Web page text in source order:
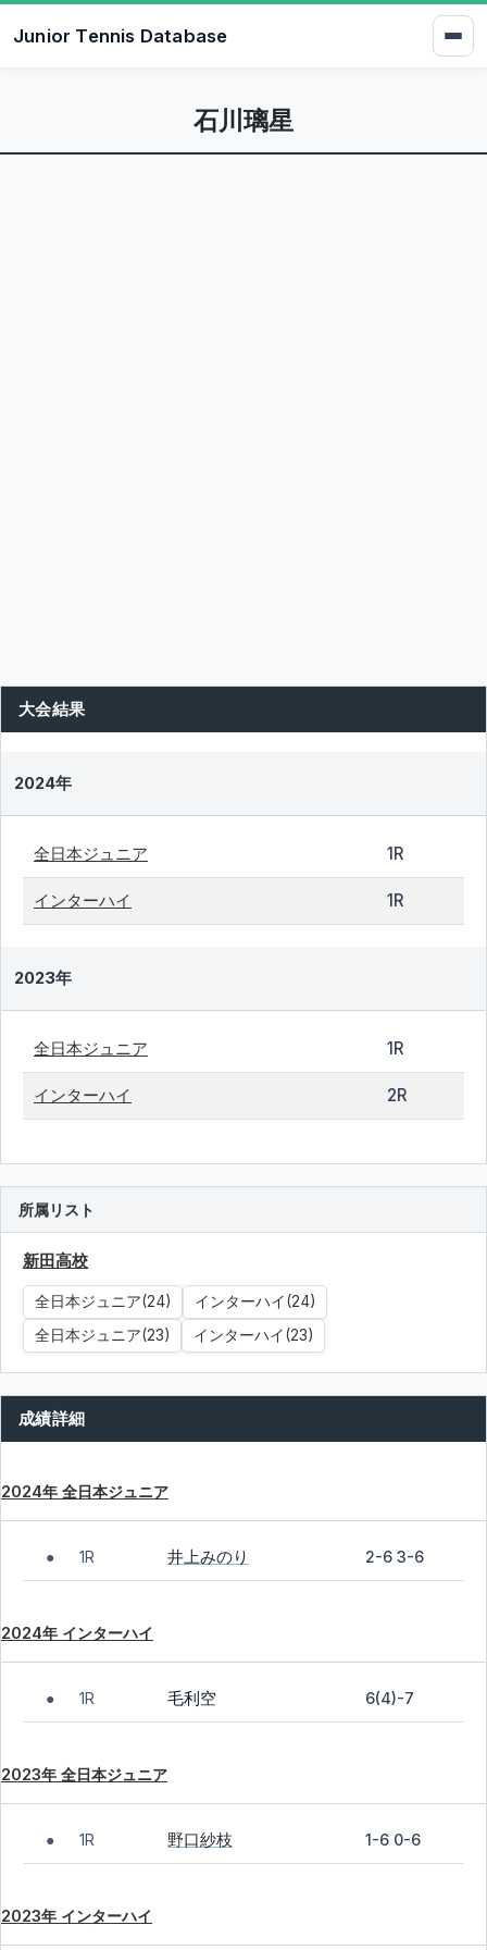
Junior Tennis Database
石川璃星
大会結果
2024年
全日本ジュニア 1R
インターハイ 1R
2023年
全日本ジュニア 1R
インターハイ 2R
所属リスト
新田高校
全日本ジュニア(24)
インターハイ(24)
全日本ジュニア(23)
インターハイ(23)
成績詳細
2024年 全日本ジュニア
● 1R 井上みのり 2-6 3-6
2024年 インターハイ
● 1R 毛利空 6(4)-7
2023年 全日本ジュニア
● 1R 野口紗枝 1-6 0-6
2023年 インターハイ